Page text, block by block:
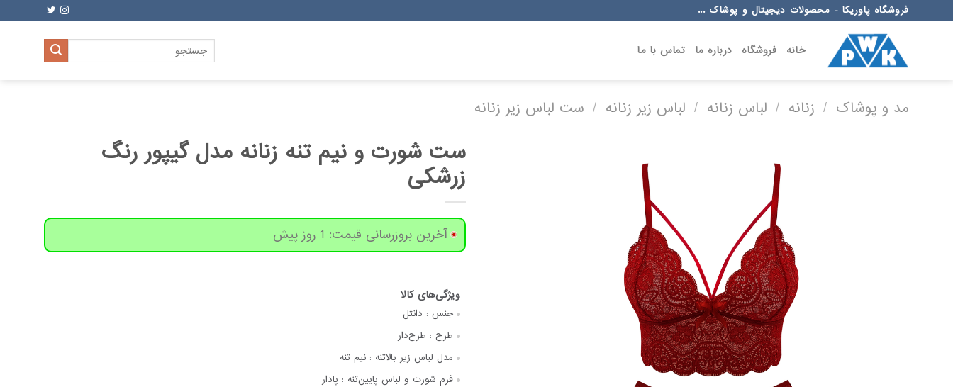
to
فروشگاه پاوریکا - محصولات دیجیتال و پوشاک ...
خانه فروشگاه درباره ما تماس با ما
جستجو
برای:
مد و پوشاک / زنانه / لباس زنانه / لباس زیر زنانه / ست لباس زیر زنانه
ست شورت و نیم تنه زنانه مدل گیپور رنگ
زرشکی
آخرین بروزرسانی قیمت: 1 روز پیش
جنس : دانتل
طرح : طرح‌دار
مدل لباس زیر بالاتنه : نیم تنه
فرم شورت و لباس پایین‌تنه : پادار